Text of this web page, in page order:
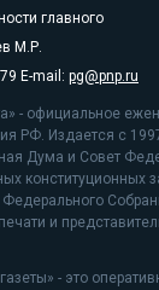
главного
М.Р.
E-mail: pg@pnp.ru
- официальное
РФ. Издается с
Дума и Совет
конституционных
Федерального
и
- это